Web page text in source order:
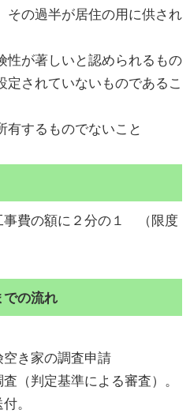
その過半が居住の用に供され
性が著しいと認められるもの
定されていないものであるこ
有するものでないこと
事費の額に２分の１ （限度
での流れ
き家の調査申請
（判定基準による審査）。
。